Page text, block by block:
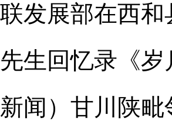
发展部在西
生回忆录《
新闻）甘川陕